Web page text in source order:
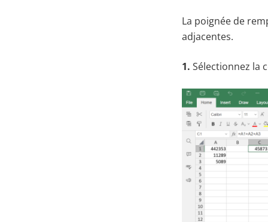
La poignée de
adjacentes.
1. Sélectionnez la